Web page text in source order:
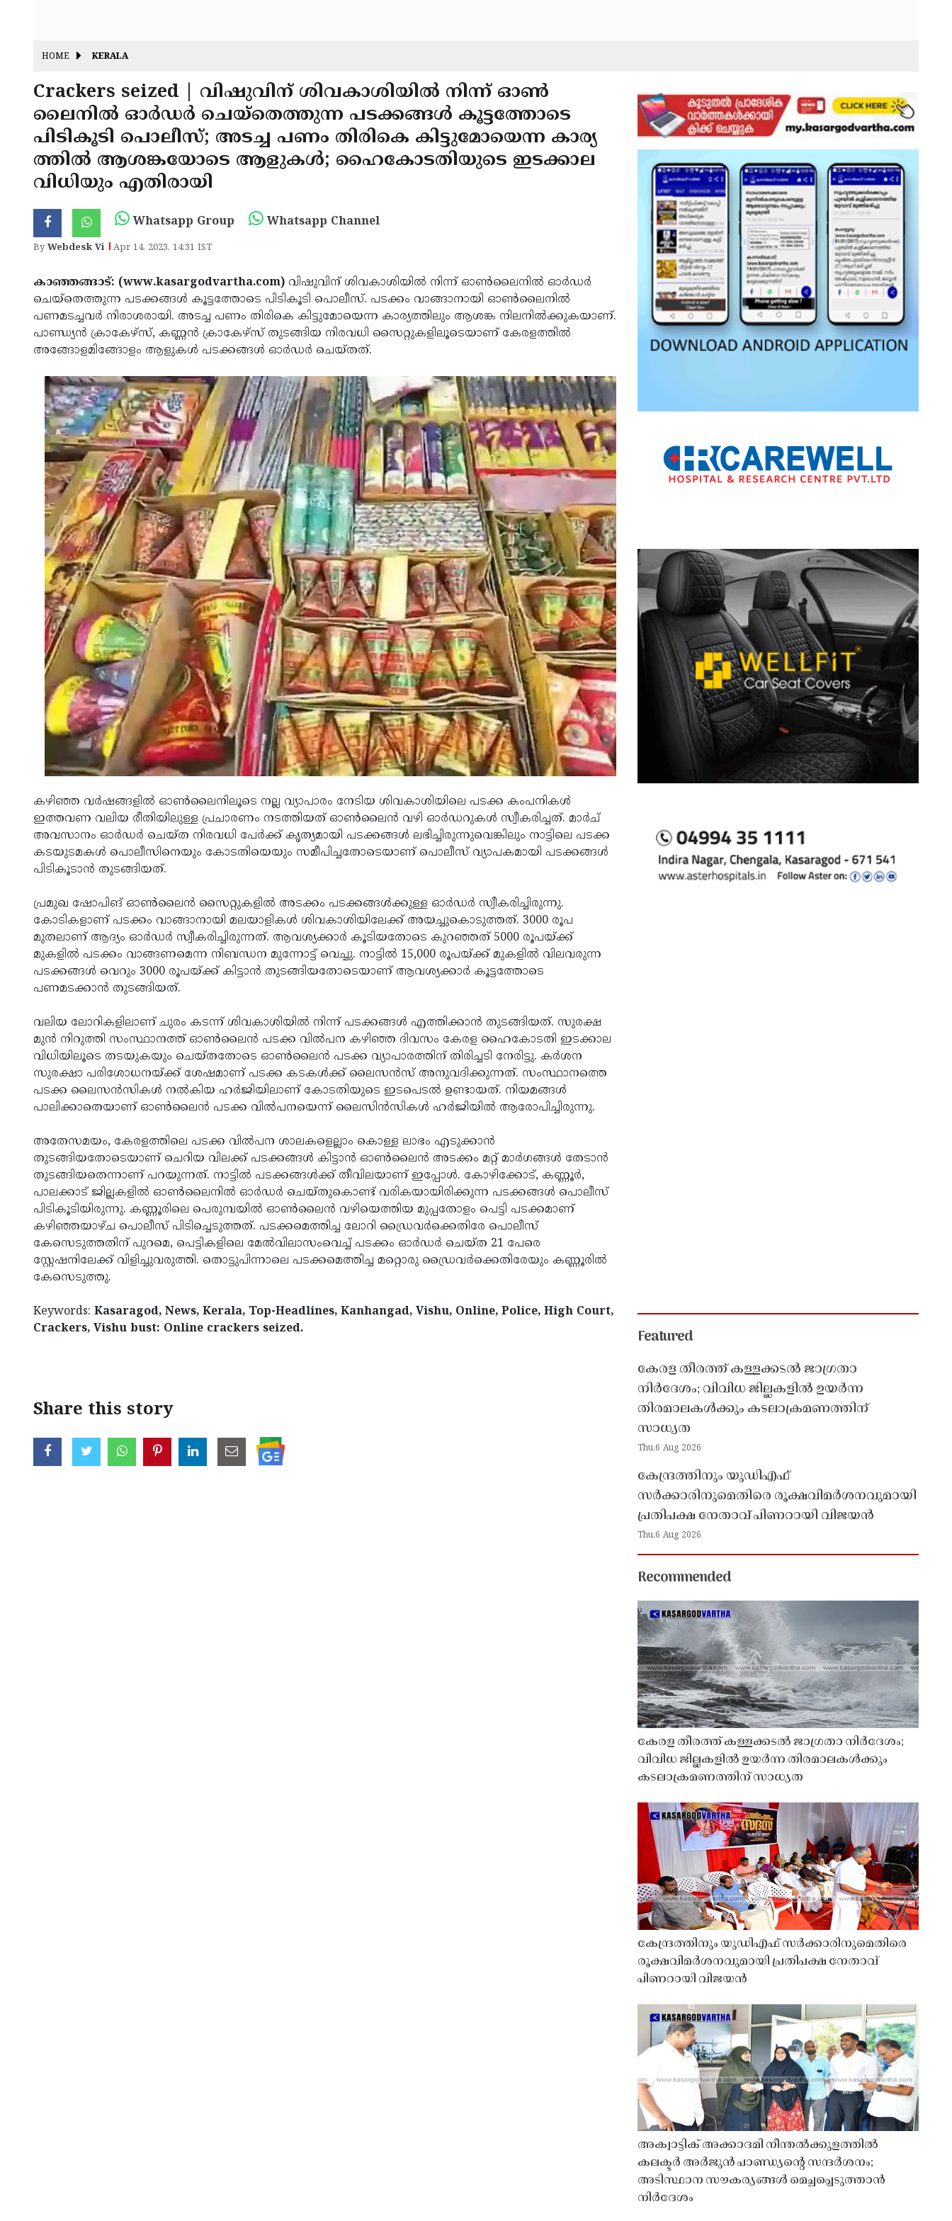
HOME KERALA
Crackers seized | വിഷുവിന് ശിവകാശിയിൽ നിന്ന് ഓൺ
ലൈനിൽ ഓർഡർ ചെയ്തെത്തുന്ന പടക്കങ്ങൾ കൂട്ടത്തോടെ
പിടികൂടി പൊലീസ്; അടച്ച പണം തിരികെ കിട്ടുമോയെന്ന കാര്യ
ത്തിൽ ആശങ്കയോടെ ആളുകൾ; ഹൈകോടതിയുടെ ഇടക്കാല
വിധിയും എതിരായി
Whatsapp Group Whatsapp Channel
ByWebdesk Vi Apr 14, 2023, 14:31 IST
കാഞ്ഞങ്ങാട്: (www.kasargodvartha.com) വിഷുവിന് ശിവകാശിയിൽ നിന്ന് ഓൺലൈനിൽ ഓർഡർ
ചെയ്തെത്തുന്ന പടക്കങ്ങൾ കൂട്ടത്തോടെ പിടികൂടി പൊലീസ്. പടക്കം വാങ്ങാനായി ഓൺലൈനിൽ
പണമടച്ചവർ നിരാശരായി. അടച്ച പണം തിരികെ കിട്ടുമോയെന്ന കാര്യത്തിലും ആശങ്ക നിലനിൽക്കുകയാണ്.
പാണ്ഡ്യൻ ക്രാകേഴ്സ്, കണ്ണൻ ക്രാകേഴ്സ് തുടങ്ങിയ നിരവധി സൈറ്റുകളിലൂടെയാണ് കേരളത്തിൽ
അങ്ങോളമിങ്ങോളം ആളുകൾ പടക്കങ്ങൾ ഓർഡർ ചെയ്തത്.
കഴിഞ്ഞ വർഷങ്ങളിൽ ഓൺലൈനിലൂടെ നല്ല വ്യാപാരം നേടിയ ശിവകാശിയിലെ പടക്ക കംപനികൾ
ഇത്തവണ വലിയ രീതിയിലുള്ള പ്രചാരണം നടത്തിയത് ഓൺലൈൻ വഴി ഓർഡറുകൾ സ്വീകരിച്ചത്. മാർച്
അവസാനം ഓർഡർ ചെയ്ത നിരവധി പേർക്ക് കൃത്യമായി പടക്കങ്ങൾ ലഭിച്ചിരുന്നുവെങ്കിലും നാട്ടിലെ പടക്ക
കടയുടമകൾ പൊലീസിനെയും കോടതിയെയും സമീപിച്ചതോടെയാണ് പൊലീസ് വ്യാപകമായി പടക്കങ്ങൾ
പിടികൂടാൻ തുടങ്ങിയത്.
പ്രമുഖ ഷോപിങ് ഓൺലൈൻ സൈറ്റുകളിൽ അടക്കം പടക്കങ്ങൾക്കുള്ള ഓർഡർ സ്വീകരിച്ചിരുന്നു.
കോടികളാണ് പടക്കം വാങ്ങാനായി മലയാളികൾ ശിവകാശിയിലേക്ക് അയച്ചുകൊടുത്തത്. 3000 രൂപ
മുതലാണ് ആദ്യം ഓർഡർ സ്വീകരിച്ചിരുന്നത്. ആവശ്യക്കാർ കൂടിയതോടെ കുറഞ്ഞത് 5000 രൂപയ്ക്ക്
മുകളിൽ പടക്കം വാങ്ങണമെന്ന നിബന്ധന മുന്നോട്ട് വെച്ചു. നാട്ടിൽ 15,000 രൂപയ്ക്ക് മുകളിൽ വിലവരുന്ന
പടക്കങ്ങൾ വെറും 3000 രൂപയ്ക്ക് കിട്ടാൻ തുടങ്ങിയതോടെയാണ് ആവശ്യക്കാർ കൂട്ടത്തോടെ
പണമടക്കാൻ തുടങ്ങിയത്.
വലിയ ലോറികളിലാണ് ചുരം കടന്ന് ശിവകാശിയിൽ നിന്ന് പടക്കങ്ങൾ എത്തിക്കാൻ തുടങ്ങിയത്. സുരക്ഷ
മുൻ നിറുത്തി സംസ്ഥാനത്ത് ഓൺലൈൻ പടക്ക വിൽപന കഴിഞ്ഞ ദിവസം കേരള ഹൈകോടതി ഇടക്കാല
വിധിയിലൂടെ തടയുകയും ചെയ്തതോടെ ഓൺലൈൻ പടക്ക വ്യാപാരത്തിന് തിരിച്ചടി നേരിട്ടു. കർശന
സുരക്ഷാ പരിശോധനയ്ക്ക് ശേഷമാണ് പടക്ക കടകൾക്ക് ലൈസൻസ് അനുവദിക്കുന്നത്. സംസ്ഥാനത്തെ
പടക്ക ലൈസൻസികൾ നൽകിയ ഹർജിയിലാണ് കോടതിയുടെ ഇടപെടൽ ഉണ്ടായത്. നിയമങ്ങൾ
പാലിക്കാതെയാണ് ഓൺലൈൻ പടക്ക വിൽപനയെന്ന് ലൈസിൻസികൾ ഹർജിയിൽ ആരോപിച്ചിരുന്നു.
അതേസമയം, കേരളത്തിലെ പടക്ക വിൽപന ശാലകളെല്ലാം കൊള്ള ലാഭം എടുക്കാൻ
തുടങ്ങിയതോടെയാണ് ചെറിയ വിലക്ക് പടക്കങ്ങൾ കിട്ടാൻ ഓൺലൈൻ അടക്കം മറ്റ് മാർഗങ്ങൾ തേടാൻ
തുടങ്ങിയതെന്നാണ് പറയുന്നത്. നാട്ടിൽ പടക്കങ്ങൾക്ക് തീവിലയാണ് ഇപ്പോൾ. കോഴിക്കോട്, കണ്ണൂർ,
പാലക്കാട് ജില്ലകളിൽ ഓൺലൈനിൽ ഓർഡർ ചെയ്തുകൊണ്ട് വരികയായിരിക്കുന്ന പടക്കങ്ങൾ പൊലീസ്
പിടികൂടിയിരുന്നു. കണ്ണൂരിലെ പെരുമ്പയില്‍ ഓണ്‍ലൈന്‍ വഴിയെത്തിയ മുപ്പതോളം പെട്ടി പടക്കമാണ്
കഴിഞ്ഞയാഴ്ച പൊലീസ് പിടിച്ചെടുത്തത്. പടക്കമെത്തിച്ച ലോറി ഡ്രൈവര്‍ക്കെതിരേ പൊലീസ്
കേസെടുത്തതിന് പുറമെ, പെട്ടികളിലെ മേല്‍വിലാസംവെച്ച് പടക്കം ഓര്‍ഡര്‍ ചെയ്ത 21 പേരെ
സ്റ്റേഷനിലേക്ക് വിളിച്ചുവരുത്തി. തൊട്ടുപിന്നാലെ പടക്കമെത്തിച്ച മറ്റൊരു ഡ്രൈവര്‍ക്കെതിരേയും കണ്ണൂരില്‍
കേസെടുത്തു.
Keywords: Kasaragod, News, Kerala, Top-Headlines, Kanhangad, Vishu, Online, Police, High Court,
Crackers, Vishu bust: Online crackers seized.
Share this story
Featured
കേരള തീരത്ത് കള്ളക്കടൽ ജാഗ്രതാ
നിർദേശം; വിവിധ ജില്ലകളിൽ ഉയർന്ന
തിരമാലകൾക്കും കടലാക്രമണത്തിന്
സാധ്യത
Thu,6 Aug 2026
കേന്ദ്രത്തിനും യുഡിഎഫ്
സർക്കാരിനുമെതിരെ രൂക്ഷവിമർശനവുമായി
പ്രതിപക്ഷ നേതാവ് പിണറായി വിജയൻ
Thu,6 Aug 2026
Recommended
കേരള തീരത്ത് കള്ളക്കടൽ ജാഗ്രതാ നിർദേശം;
വിവിധ ജില്ലകളിൽ ഉയർന്ന തിരമാലകൾക്കും
കടലാക്രമണത്തിന് സാധ്യത
കേന്ദ്രത്തിനും യുഡിഎഫ് സർക്കാരിനുമെതിരെ
രൂക്ഷവിമർശനവുമായി പ്രതിപക്ഷ നേതാവ്
പിണറായി വിജയൻ
അക്വാട്ടിക് അക്കാദമി നീന്തൽക്കുളത്തിൽ
കലക്ടർ അർജുൻ പാണ്ഡ്യൻ്റെ സന്ദർശനം;
അടിസ്ഥാന സൗകര്യങ്ങൾ മെച്ചപ്പെടുത്താൻ
നിർദേശം